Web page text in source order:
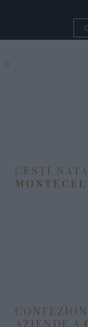
CESTI
AZIENDE A